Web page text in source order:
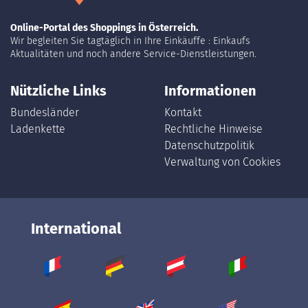
Online-Portal des Shoppings in Österreich.
Wir begleiten Sie tagtäglich in Ihre Einkäuffe : Einkaufs
Aktualitäten und noch andere Service-Dienstleistungen.
Nützliche Links
Bundesländer
Ladenkette
Informationen
Kontakt
Rechtliche Hinweise
Datenschutzpolitik
Verwaltung von Cookies
International